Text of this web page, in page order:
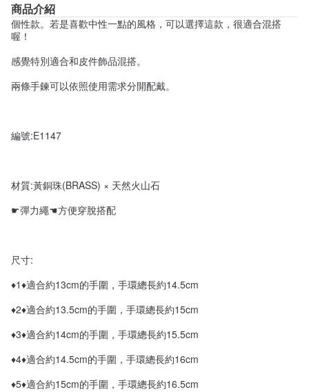
商品介紹
個性款。若是喜歡中性一點的風格，可以選擇這款，很適合混搭
喔！
感覺特別適合和皮件飾品混搭。
兩條手鍊可以依照使用需求分開配戴。
編號:E1147
材質:黃銅珠(BRASS) × 天然火山石
☛彈力繩☚方便穿脫搭配
尺寸:
♦1♦適合約13cm的手圍，手環總長約14.5cm
♦2♦適合約13.5cm的手圍，手環總長約15cm
♦3♦適合約14cm的手圍，手環總長約15.5cm
♦4♦適合約14.5cm的手圍，手環總長約16cm
♦5♦適合約15cm的手圍，手環總長約16.5cm